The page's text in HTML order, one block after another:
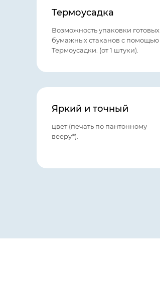
Термоусадка
Возможность упаковки готовых
бумажных стаканов с помощью
Термоусадки. (от 1 штуки).
Яркий и точный
цвет (печать по пантонному
вееру*).